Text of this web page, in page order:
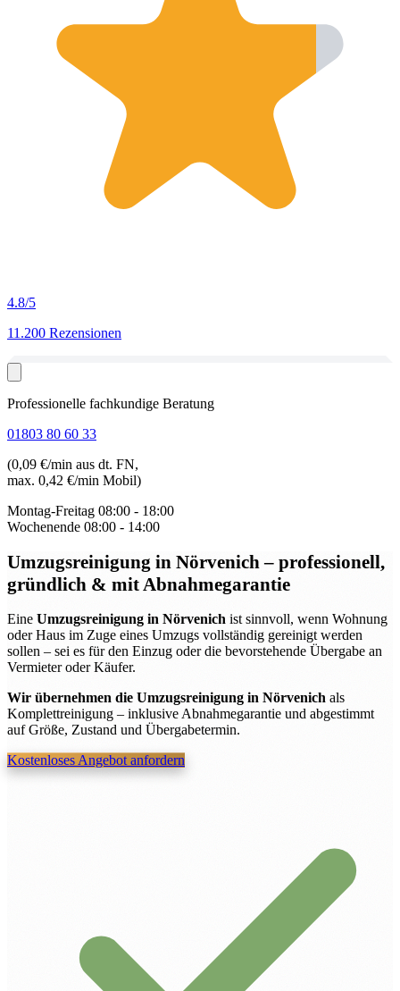
4.8/5
11.200 Rezensionen
Professionelle fachkundige Beratung
01803 80 60 33
(0,09 €/min aus dt. FN,
max. 0,42 €/min Mobil)
Montag-Freitag 08:00 - 18:00
Wochenende 08:00 - 14:00
Umzugsreinigung in Nörvenich– professionell,
gründlich & mit Abnahmegarantie
Eine Umzugsreinigung in Nörvenich ist sinnvoll, wenn Wohnung
oder Haus im Zuge eines Umzugs vollständig gereinigt werden
sollen – sei es für den Einzug oder die bevorstehende Übergabe an
Vermieter oder Käufer.
Wir übernehmen die Umzugsreinigung in Nörvenich als
Komplettreinigung – inklusive Abnahmegarantie und abgestimmt
auf Größe, Zustand und Übergabetermin.
Kostenloses Angebot anfordern